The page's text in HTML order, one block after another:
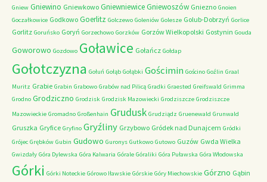
Gniew Gniewino Gniewkowo GniewniewiceGniewoszów Gniezno Gnoien
Goczałkowice Godkowo Goerlitz Golczewo Goleniów Golesze Golub-Dobrzyń Gorlice
Gorlitz Goruńsko Goryń Gorzechowo Gorzków Gorzów Wielkopolski Gostynin Gouda
Goworowo Gozdowo Goławice Gołańcz Gołdap
Gołotczyzna Gołuń Gołąb Gołąbki Gościmin Gościno Goźlin Graal
Muritz Grabie Grabin Grabowo Grabów nad Pilicą Gradki Graested Greifswald Grimma
Grodno Grodziczno Grodzisk Grodzisk Mazowiecki Grodziszcze Grodziszcze
Mazowieckie Gromadno Großenhain Grudusk Grudziądz Gruenewald Grunwald
Gruszka Gryfice Gryfino Gryźliny Grzybowo Gródek nad Dunajcem Gródki
Grójec Grębków Gubin Gudowo Guronys Gutkowo Gutowo Guzów Gwda Wielka
Gwizdały Góra Dylewska Góra Kalwaria Górale Góraliki Góra Puławska Góra Włodowska
Górki Górki Noteckie Górowo Iławskie Górskie Góry Miechowskie Górzno Gąbin